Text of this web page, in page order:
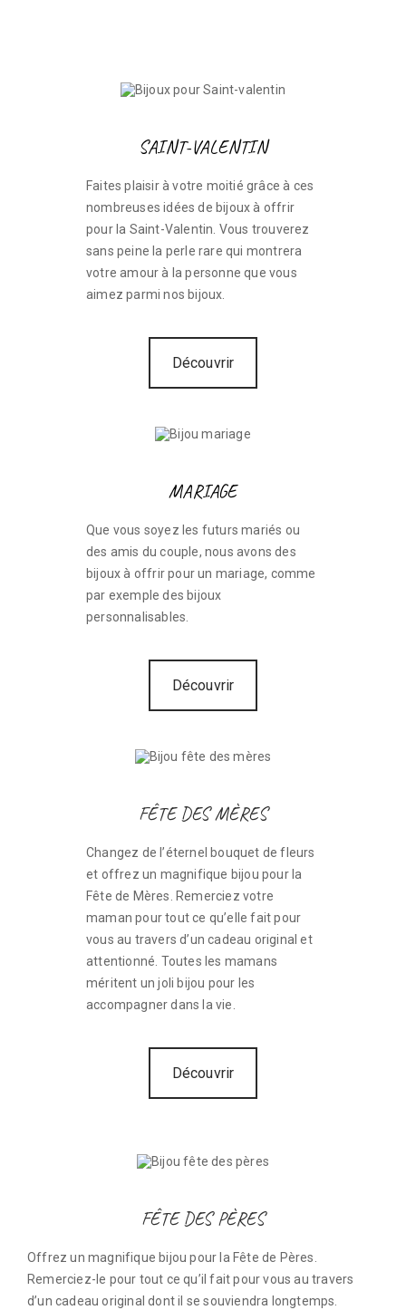
SAINT-VALENTIN
Faites plaisir à votre moitié grâce à ces
nombreuses idées de bijoux à offrir
pour la Saint-Valentin. Vous trouverez
sans peine la perle rare qui montrera
votre amour à la personne que vous
aimez parmi nos bijoux.
Découvrir
MARIAGE
Que vous soyez les futurs mariés ou
des amis du couple, nous avons des
bijoux à offrir pour un mariage, comme
par exemple des bijoux
personnalisables.
Découvrir
FÊTE DES MÈRES
Changez de l’éternel bouquet de fleurs
et offrez un magnifique bijou pour la
Fête de Mères. Remerciez votre
maman pour tout ce qu’elle fait pour
vous au travers d’un cadeau original et
attentionné. Toutes les mamans
méritent un joli bijou pour les
accompagner dans la vie.
Découvrir
FÊTE DES PÈRES
Offrez un magnifique bijou pour la Fête de Pères.
Remerciez-le pour tout ce qu’il fait pour vous au travers
d’un cadeau original dont il se souviendra longtemps.